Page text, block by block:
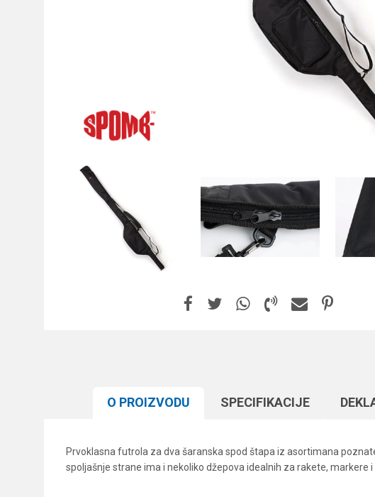
O PROIZVODU SPECIFIKACIJЕ
Prvoklasna futrola za dva šaranska spod štapa iz asortimana
spoljašnje strane ima i nekoliko džepova idealnih za rakete, markere